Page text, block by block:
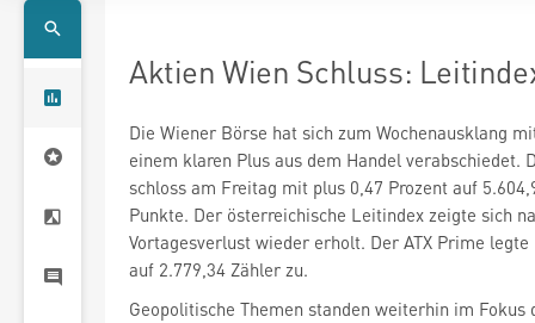
Aktien Wien Schluss:
Die Wiener Börse hat sich zum Wochenausklang
schloss am Freitag mit plus 0,47 Prozent auf
Punkte. Der österreichische Leitindex zeigte sich
Vortagesverlust wieder erholt. Der ATX Prime legte
auf 2.779,34 Zähler zu.
Geopolitische Themen standen weiterhin im